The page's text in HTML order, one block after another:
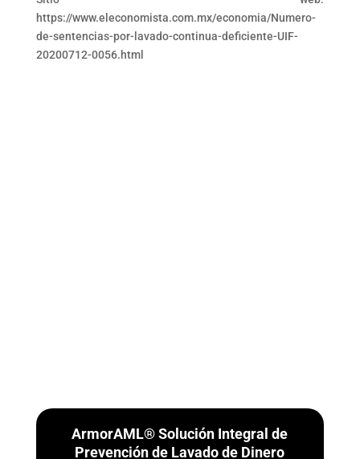
https://www.eleconomista.com.mx/economia/Numero-
de-sentencias-por-lavado-continua-deficiente-UIF-
20200712-0056.html
ArmorAML® Solución Integral de
Prevención de Lavado de Dinero